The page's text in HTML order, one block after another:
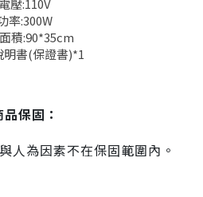
電壓:110V
率:300W
積:90*35cm
明書(保證書)*1
品保固：
人為因素不在保固範圍內。